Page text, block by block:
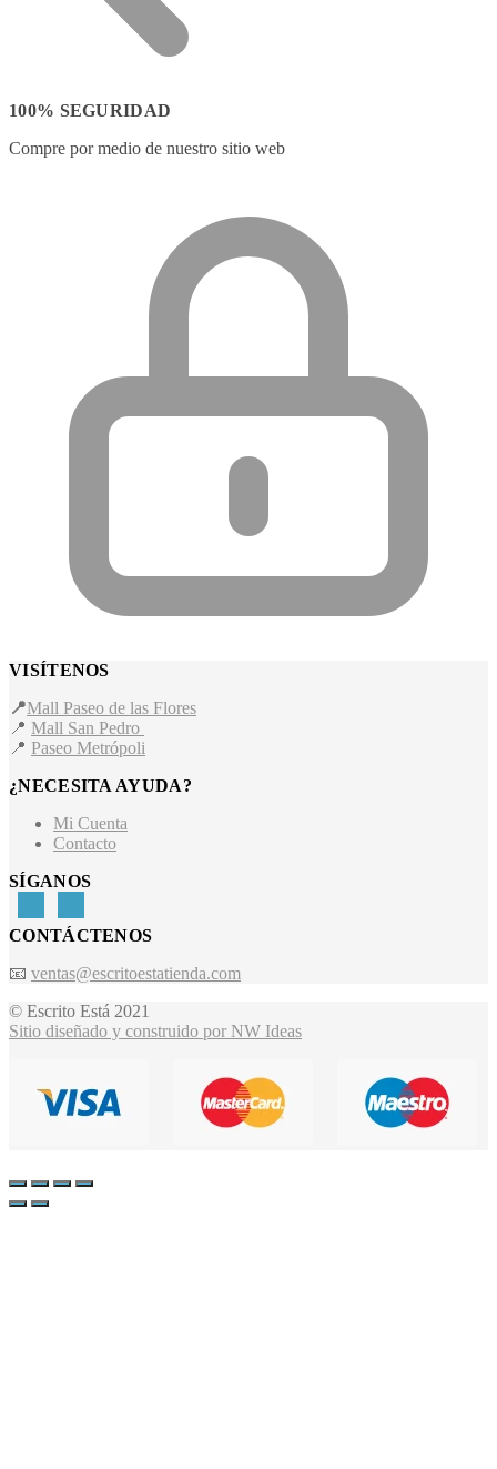
100% SEGURIDAD
Compre por medio de nuestro sitio web
VISÍTENOS
📍Mall Paseo de las Flores
📍 Mall San Pedro
📍 Paseo Metrópoli
¿NECESITA AYUDA?
Mi Cuenta
Contacto
SÍGANOS
CONTÁCTENOS
📧 ventas@escritoestatienda.com
© Escrito Está 2021
Sitio diseñado y construido por NW Ideas